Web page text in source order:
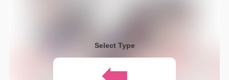
Select Type